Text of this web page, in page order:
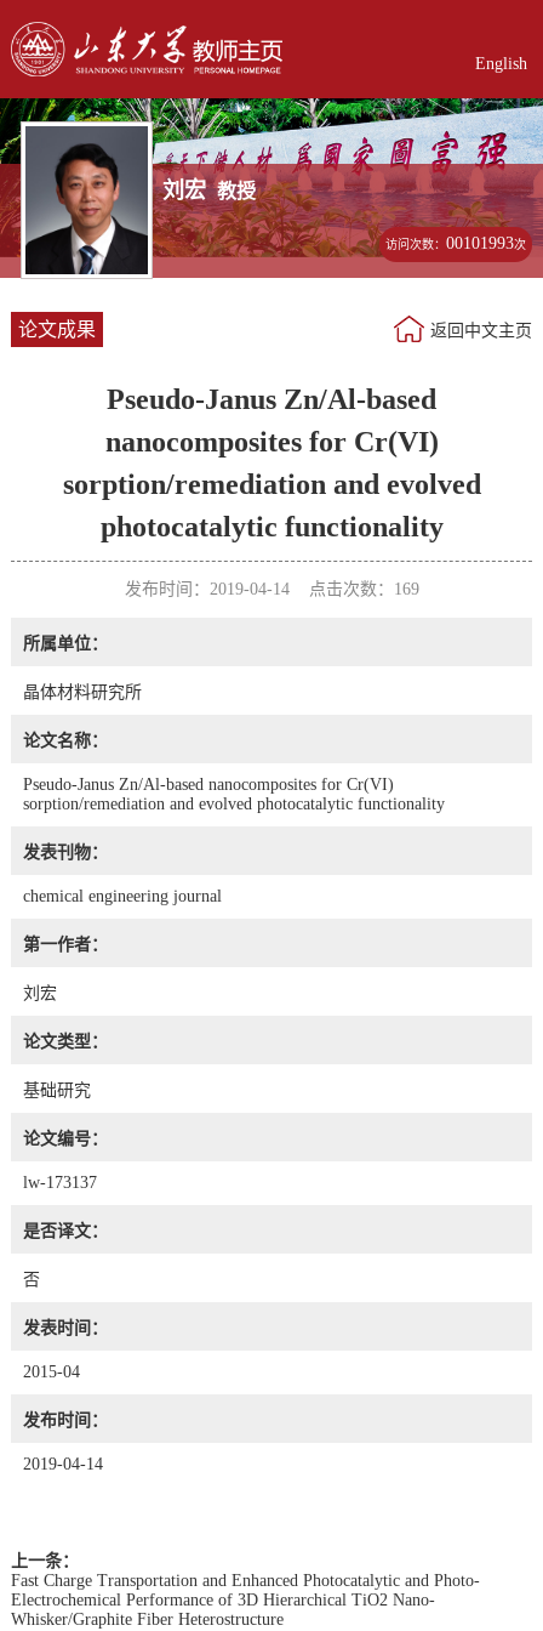
English
刘宏 教授
访问次数：00101993次
论文成果 返回中文主页
Pseudo-Janus Zn/Al-based
nanocomposites for Cr(VI)
sorption/remediation and evolved
photocatalytic functionality
发布时间：2019-04-14 点击次数： 169
所属单位：
晶体材料研究所
论文名称：
Pseudo-Janus Zn/Al-based nanocomposites for Cr(VI)
sorption/remediation and evolved photocatalytic functionality
发表刊物：
chemical engineering journal
第一作者：
刘宏
论文类型：
基础研究
论文编号：
lw-173137
是否译文：
否
发表时间：
2015-04
发布时间：
2019-04-14
上一条：
Fast Charge Transportation and Enhanced Photocatalytic and Photo-
Electrochemical Performance of 3D Hierarchical TiO2 Nano-
Whisker/Graphite Fiber Heterostructure